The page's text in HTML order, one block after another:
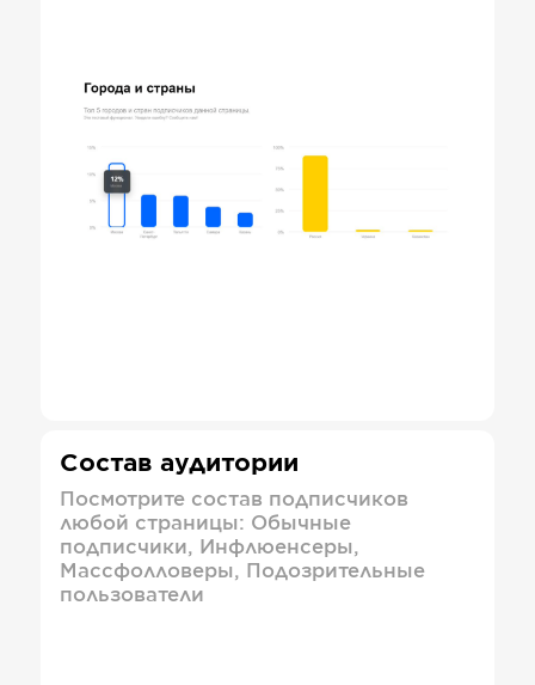
Состав аудитории
Посмотрите состав подписчиков
любой страницы: Обычные
подписчики, Инфлюенсеры,
Массфолловеры, Подозрительные
пользователи